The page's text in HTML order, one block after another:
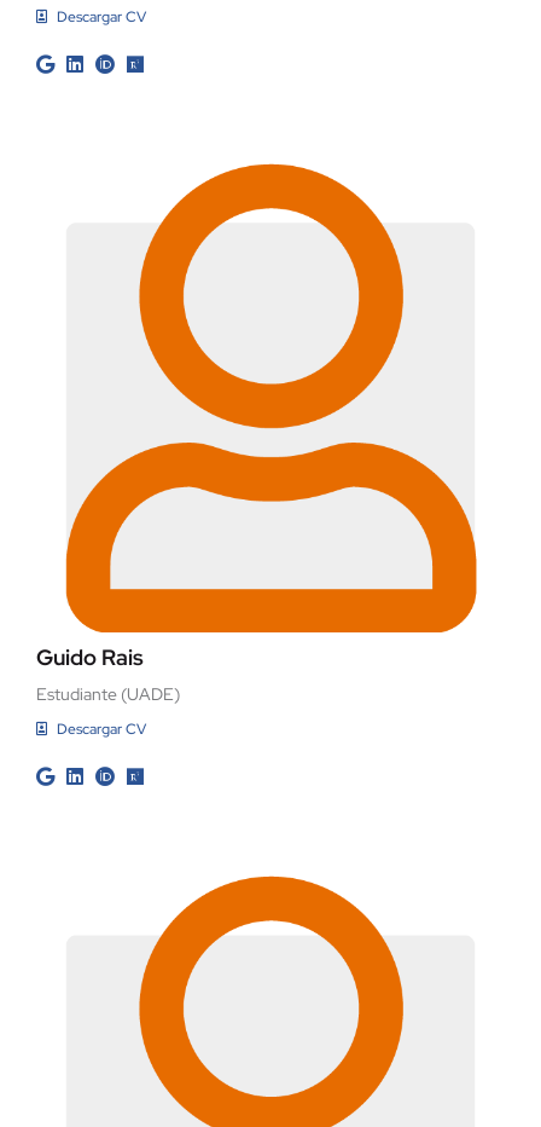
Descargar CV
Guido Rais
Estudiante (UADE)
Descargar CV